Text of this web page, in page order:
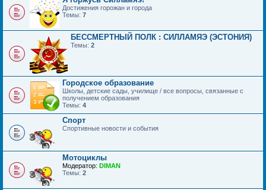
Достижения горожан и города
Темы: 7
БЕССМЕРТНЫЙ ПОЛК : СИЛЛАМЯЭ (ЭСТОНИЯ)
Темы: 2
Городское образование
Школы, детские сады, училище / все вопросы, связанные с
получением образования
Темы: 4
Спорт
Спортивные новости и события
Мотоциклы
Модератор: DIMAN
Темы: 2